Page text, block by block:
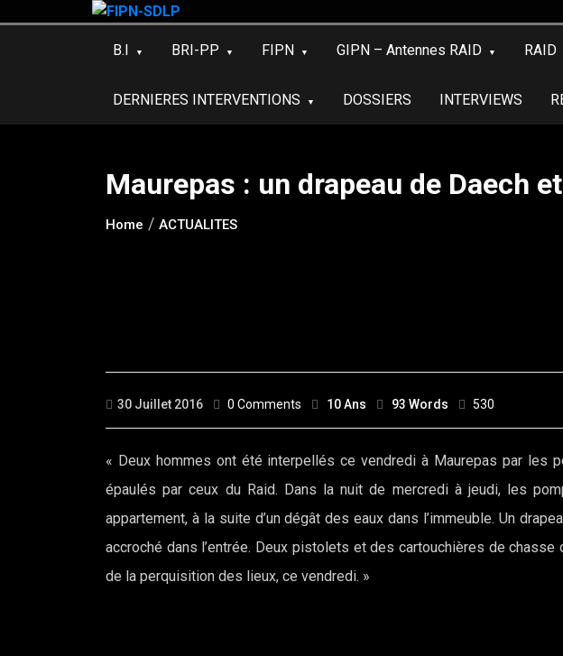
B.I BRI-PP FIPN GIPN – Antennes RAID RAID
DERNIERES INTERVENTIONS DOSSIERS INTERVIEWS
Maurepas : un drapeau de Daech
Home ACTUALITES
30 Juillet 2016 0 Comments 10 Ans 93 Words 530
« Deux hommes ont été interpellés ce vendredi à Maurepas par les
épaulés par ceux du Raid. Dans la nuit de mercredi à jeudi, les
appartement, à la suite d’un dégât des eaux dans l’immeuble. Un
accroché dans l’entrée. Deux pistolets et des cartouchières de
de la perquisition des lieux, ce vendredi. »